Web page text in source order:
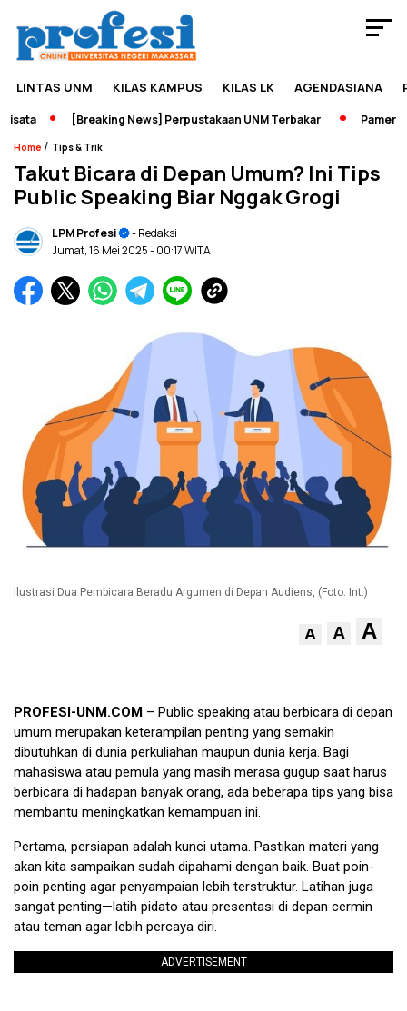
LINTAS UNM KILAS KAMPUS KILAS LK AGENDASIANA
[Breaking News] Perpustakaan UNM Terbakar Pameran
Home / Tips & Trik
Takut Bicara di Depan Umum? Ini Tips
Public Speaking Biar Nggak Grogi
LPM Profesi
- Redaksi
Jumat, 16 Mei 2025- 00:17 WITA
Ilustrasi Dua Pembicara Beradu Argumen di Depan Audiens, (Foto: Int.)
A A A
PROFESI-UNM.COM – Public speaking atau berbicara di depan
umum merupakan keterampilan penting yang semakin
dibutuhkan di dunia perkuliahan maupun dunia kerja. Bagi
mahasiswa atau pemula yang masih merasa gugup saat harus
berbicara di hadapan banyak orang, ada beberapa tips yang bisa
membantu meningkatkan kemampuan ini.
Pertama, persiapan adalah kunci utama. Pastikan materi yang
akan kita sampaikan sudah dipahami dengan baik. Buat poin-
poin penting agar penyampaian lebih terstruktur. Latihan juga
sangat penting—latih pidato atau presentasi di depan cermin
atau teman agar lebih percaya diri.
ADVERTISEMENT